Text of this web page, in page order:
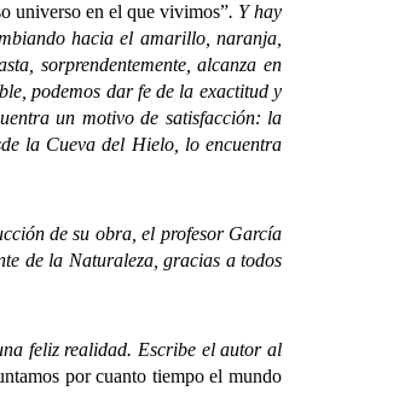
universo en el que vivimos”. Y hay
hacia el amarillo, naranja,
sorprendentemente, alcanza en
podemos dar fe de la exactitud y
un motivo de satisfacción: la
la Cueva del Hielo, lo encuentra
de su obra, el profesor García
de la Naturaleza, gracias a todos
feliz realidad. Escribe el autor al
por cuanto tiempo el mundo